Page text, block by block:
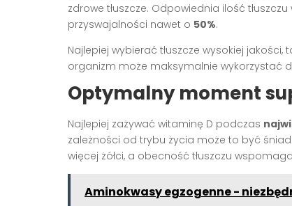
zdrowe tłuszcze. Odpowiednia ilość
przyswajalności nawet o 50%.
Najlepiej wybierać tłuszcze wysokiej
organizm może maksymalnie wykorzystać
Optymalny moment
Najlepiej zażywać witaminę D podczas
zależności od trybu życia może to być
więcej żółci, a obecność tłuszczu
Aminokwasy egzogenne -